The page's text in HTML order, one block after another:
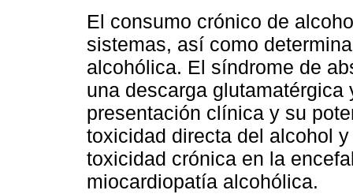
El consumo crónico de
sistemas, así como
alcohólica. El síndrome de
una descarga
presentación clínica y su
toxicidad directa del alcohol
toxicidad crónica en la
miocardiopatía alcohólica.